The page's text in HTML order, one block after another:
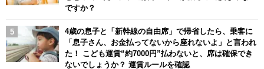
ですか？
4歳の息子と「新幹線の自由席」で帰省したら、乗客に
「息子さん、お金払ってないから座れないよ」と言われ
た！ こども運賃“約7000円”払わないと、席は確保でき
ないでしょうか？ 運賃ルールを確認